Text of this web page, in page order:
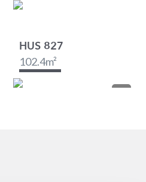
HUS 827
102.4m²